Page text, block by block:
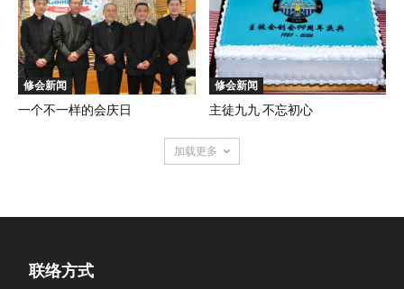
修会新闻
一个不一样的会庆日
修会新闻
主徒九九 不忘初心
加载更多
联络方式